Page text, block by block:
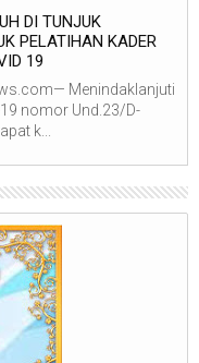
DI TUNJUK
PELATIHAN KADER
19
Menindaklanjuti
nomor Und.23/D-
k...